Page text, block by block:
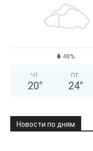
48%
ЧТ
20°
ПТ
24°
Новости по дням